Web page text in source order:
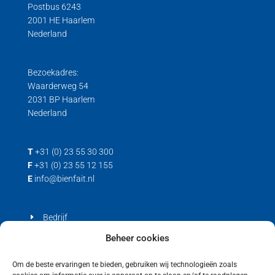
Beheer cookies
Om de beste ervaringen te bieden, gebruiken wij technologieën zoals
Load cell voor trek- en drukkrachten
Postbus 6243
2001 HE Haarlem
Nederland
Bezoekadres:
Waarderweg 54
2031 BP Haarlem
Nederland
T +31 (0) 23 55 30 300
F +31 (0) 23 55 12 155
E info@bienfait.nl
Bedrijf